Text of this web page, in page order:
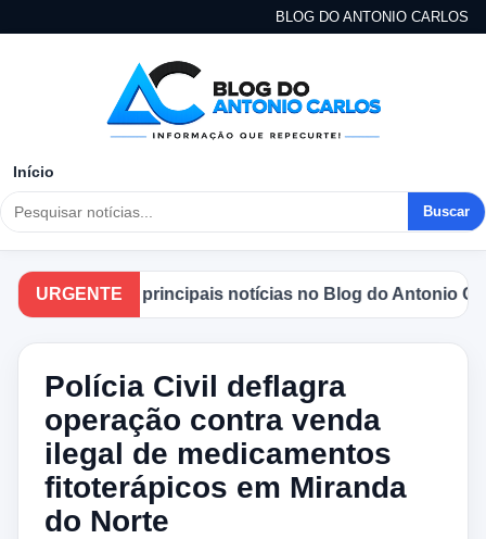
BLOG DO ANTONIO CARLOS
Início
Buscar
URGENTEas principais notícias no Blog do Antonio
Polícia Civil deflagra
operação contra venda
ilegal de medicamentos
fitoterápicos em Miranda
do Norte